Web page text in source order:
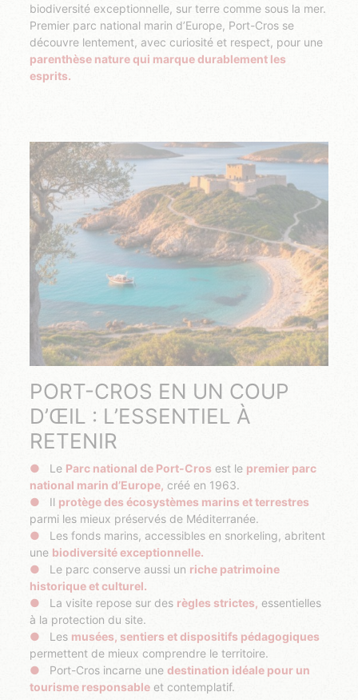
biodiversité exceptionnelle, sur terre comme sous la mer.
Premier parc national marin d’Europe, Port-Cros se
découvre lentement, avec curiosité et respect, pour une
parenthèse nature qui marque durablement les
esprits.
PORT-CROS EN UN COUP
D’ŒIL : L’ESSENTIEL À
RETENIR
Le Parc national de Port-Cros est le premier parc
national marin d’Europe, créé en 1963.
Il protège des écosystèmes marins et terrestres
parmi les mieux préservés de Méditerranée.
Les fonds marins, accessibles en snorkeling, abritent
une biodiversité exceptionnelle.
Le parc conserve aussi un riche patrimoine
historique et culturel.
La visite repose sur des règles strictes, essentielles
à la protection du site.
Les musées, sentiers et dispositifs pédagogiques
permettent de mieux comprendre le territoire.
Port-Cros incarne unedestination idéale pour un
tourisme responsable et contemplatif.